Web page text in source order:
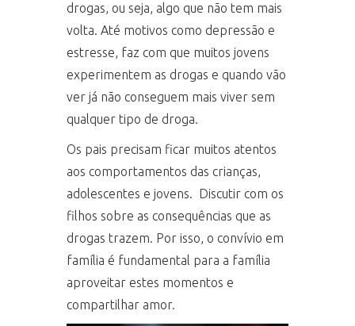
drogas, ou seja, algo que não tem mais
volta. Até motivos como depressão e
estresse, faz com que muitos jovens
experimentem as drogas e quando vão
ver já não conseguem mais viver sem
qualquer tipo de droga.
Os pais precisam ficar muitos atentos
aos comportamentos das crianças,
adolescentes e jovens. Discutir com os
filhos sobre as consequências que as
drogas trazem. Por isso, o convívio em
família é fundamental para a família
aproveitar estes momentos e
compartilhar amor.